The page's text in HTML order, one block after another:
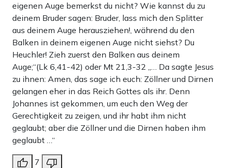
eigenen Auge bemerkst du nicht? Wie kannst du zu
deinem Bruder sagen: Bruder, lass mich den Splitter
aus deinem Auge herausziehen!, während du den
Balken in deinem eigenen Auge nicht siehst? Du
Heuchler! Zieh zuerst den Balken aus deinem
Auge;“(Lk 6,41-42) oder Mt 21,3-32 „… Da sagte Jesus
zu ihnen: Amen, das sage ich euch: Zöllner und Dirnen
gelangen eher in das Reich Gottes als ihr. Denn
Johannes ist gekommen, um euch den Weg der
Gerechtigkeit zu zeigen, und ihr habt ihm nicht
geglaubt; aber die Zöllner und die Dirnen haben ihm
geglaubt …“
7